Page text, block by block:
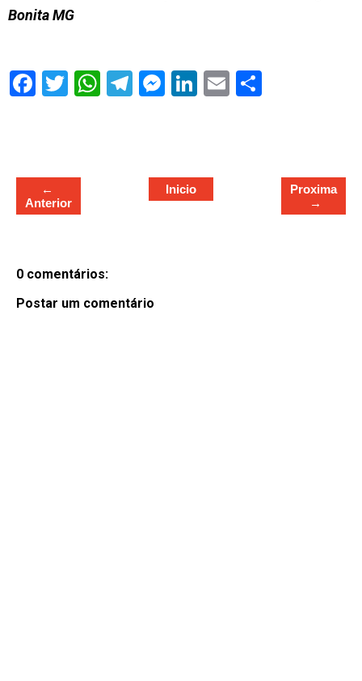
Bonita MG
←
Anterior
Proxima
→
Inicio
0 comentários:
Postar um comentário